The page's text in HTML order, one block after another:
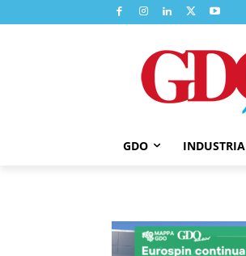
GDO INDUSTRIA